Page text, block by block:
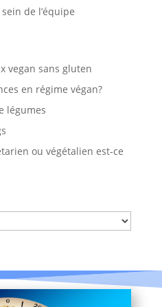
de l’équipe
vegan sans gluten
en régime végan?
légumes
ou végétalien est-ce